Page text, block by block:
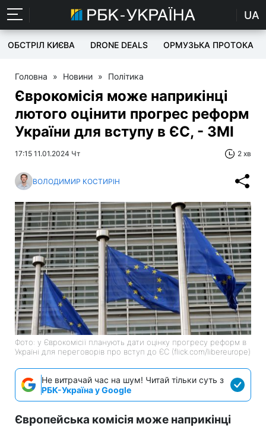
UA
ОБСТРІЛ КИЄВА DRONE DEALS ОРМУЗЬКА ПРОТОКА
Головна » Новини » Політика
Єврокомісія може наприкінці
лютого оцінити прогрес реформ
України для вступу в ЄС, - ЗМІ
17:15 11.01.2024 Чт 2 хв
ВОЛОДИМИР КОСТИРІН
Фото: у Єврокомісії планують дати оцінку прогресу реформ в
Україні для переговорів про вступ до ЄС (flick.com/libereurope)
Не витрачай час на шум! Читай тільки суть з
РБК-Україна у Google
Європейська комісія може наприкінці